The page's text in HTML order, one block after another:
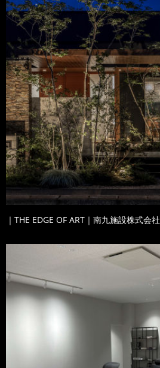
｜THE EDGE OF ART｜南九施設株式会社